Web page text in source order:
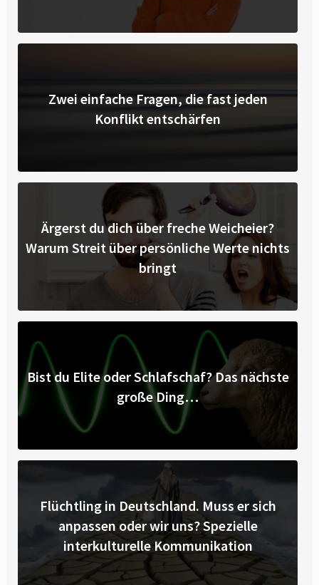
Zwei einfache Fragen, die fast jeden
Konflikt entschärfen
Ärgerst du dich über freche Weicheier?
Warum Streit über persönliche Werte nichts
bringt
Bist du Elite oder Schlafschaf? Das nächste
große Ding…
Flüchtling in Deutschland. Muss er sich
anpassen oder wir uns? Spezielle
interkulturelle Kommunikation